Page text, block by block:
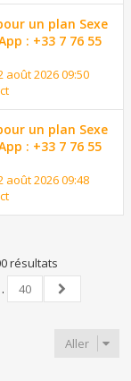
un plan Sexe
: +33 7 76 55
août 2026 09:50
un plan Sexe
: +33 7 76 55
août 2026 09:48
résultats
40
Suivant
Aller